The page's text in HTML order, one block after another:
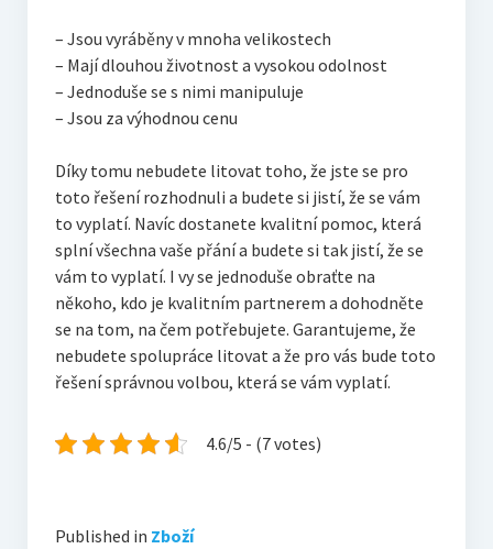
– Jsou vyráběny v mnoha velikostech
– Mají dlouhou životnost a vysokou odolnost
– Jednoduše se s nimi manipuluje
– Jsou za výhodnou cenu
Díky tomu nebudete litovat toho, že jste se pro
toto řešení rozhodnuli a budete si jistí, že se vám
to vyplatí. Navíc dostanete kvalitní pomoc, která
splní všechna vaše přání a budete si tak jistí, že se
vám to vyplatí. I vy se jednoduše obraťte na
někoho, kdo je kvalitním partnerem a dohodněte
se na tom, na čem potřebujete. Garantujeme, že
nebudete spolupráce litovat a že pro vás bude toto
řešení správnou volbou, která se vám vyplatí.
4.6/5 - (7 votes)
Published in Zboží